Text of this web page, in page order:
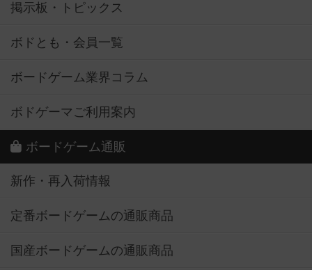
掲示板・トピックス
ボドとも・会員一覧
ボードゲーム業界コラム
ボドゲーマご利用案内
ボードゲーム通販
新作・再入荷情報
定番ボードゲームの通販商品
国産ボードゲームの通販商品